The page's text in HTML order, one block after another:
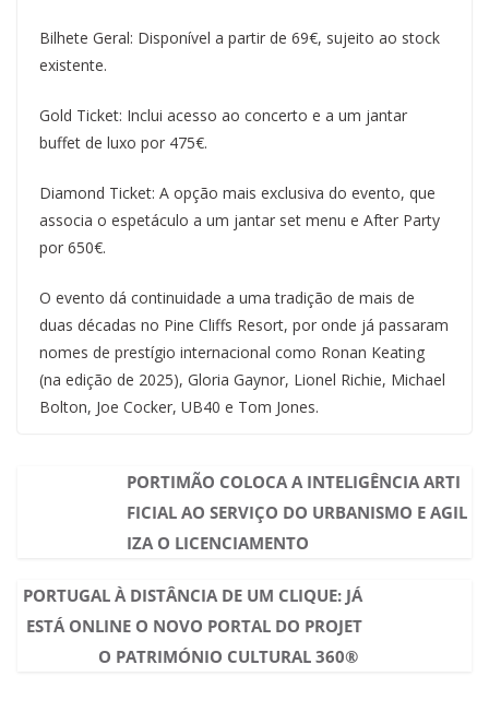
Bilhete Geral: Disponível a partir de 69€, sujeito ao stock
existente.
Gold Ticket: Inclui acesso ao concerto e a um jantar
buffet de luxo por 475€.
Diamond Ticket: A opção mais exclusiva do evento, que
associa o espetáculo a um jantar set menu e After Party
por 650€.
O evento dá continuidade a uma tradição de mais de
duas décadas no Pine Cliffs Resort, por onde já passaram
nomes de prestígio internacional como Ronan Keating
(na edição de 2025), Gloria Gaynor, Lionel Richie, Michael
Bolton, Joe Cocker, UB40 e Tom Jones.
PORTIMÃO COLOCA A INTELIGÊNCIA ARTI
FICIAL AO SERVIÇO DO URBANISMO E AGIL
IZA O LICENCIAMENTO
PORTUGAL À DISTÂNCIA DE UM CLIQUE: JÁ
ESTÁ ONLINE O NOVO PORTAL DO PROJET
O PATRIMÓNIO CULTURAL 360®